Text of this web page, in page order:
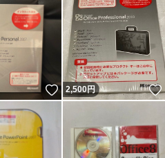
いいね！
2,500円